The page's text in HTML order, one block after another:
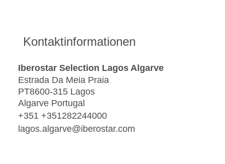
Kontaktinformationen
Iberostar Selection Lagos Algarve
Estrada Da Meia Praia
PT8600-315 Lagos
Algarve Portugal
+351 +351282244000
lagos.algarve@iberostar.com